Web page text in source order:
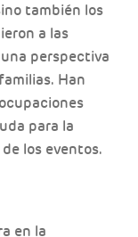
también los
a las
perspectiva
Han
para la
los eventos.
en la